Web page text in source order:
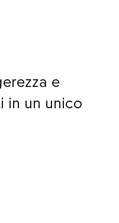
e
in un unico